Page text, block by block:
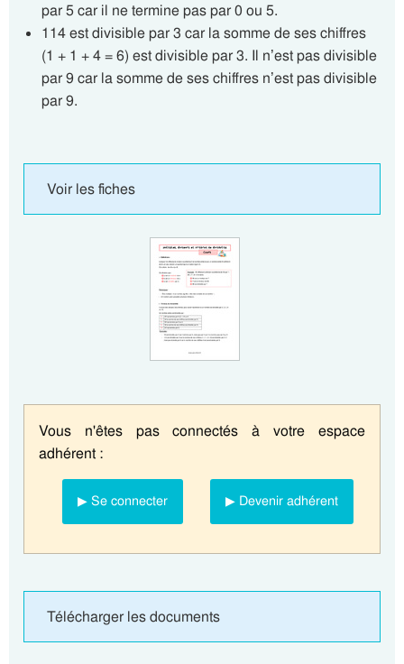
par 5 car il ne termine pas par 0 ou 5.
114 est divisible par 3 car la somme de ses chiffres
(1 + 1 + 4 = 6) est divisible par 3. Il n’est pas divisible
par 9 car la somme de ses chiffres n’est pas divisible
par 9.
Voir les fiches
Vous n'êtes pas connectés à votre espace
adhérent :
▶ Se connecter ▶ Devenir adhérent
Télécharger les documents